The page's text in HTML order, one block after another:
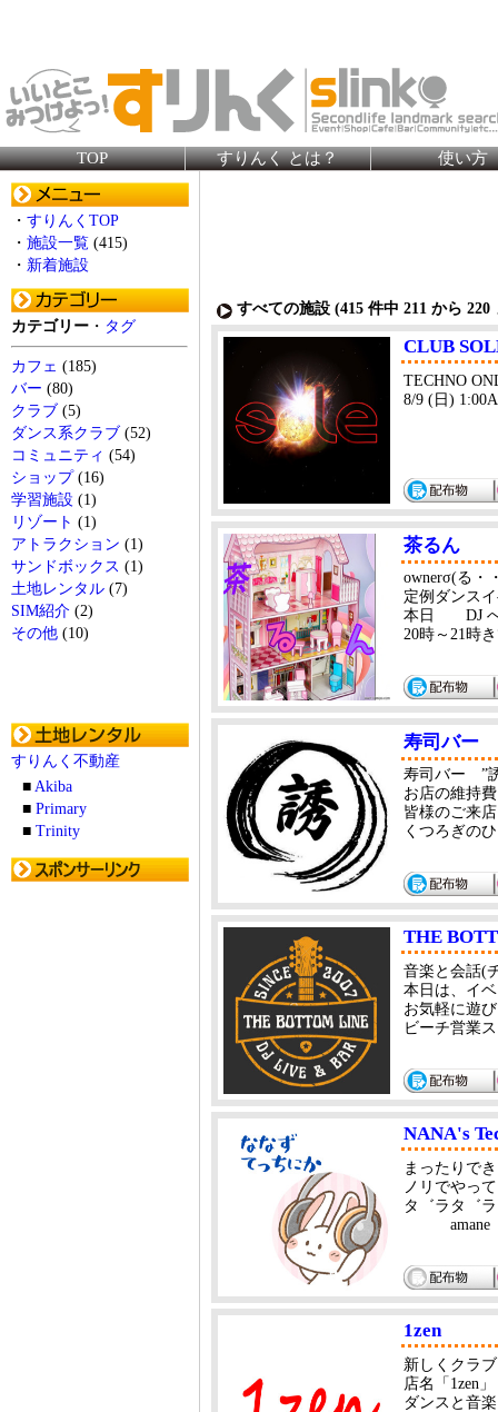
TOP すりんく とは？ 使い方
・ すりんくTOP
・ 施設一覧 (415)
・ 新着施設
カテゴリー ・ タグ
カフェ (185)
バー (80)
クラブ (5)
ダンス系クラブ (52)
コミュニティ (54)
ショップ(16)
学習施設 (1)
リゾート (1)
アトラクション (1)
サンドボックス (1)
土地レンタル (7)
SIM紹介 (2)
その他 (10)
すりんく不動産
■ Akiba
■ Primary
■ Trinity
すべての施設 (415 件中 211 から 220
CLUB
TECHNO
8/9 (日)
茶るん
ownerσ(る
定例ダンス
本日 DJ
20時～21時
寿司バー
寿司バー ”
お店の維持
皆様のご来
くつろぎの
THE
音楽と会話(
本日は、イ
お気軽に遊
ビーチ営業
NANA's
まったりで
ノリでやっ
タ゛ラタ゛
1zen
新しくクラ
店名「1zen」
ダンスと音